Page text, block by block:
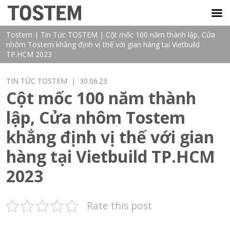
Tostem | Tin Tức TOSTEM | Cột mốc 100 năm thành lập, Cửa
nhôm Tostem khẳng định vị thế với gian hàng tại Vietbuild
TP.HCM 2023
TIN TỨC TOSTEM | 30.06.23
Cột mốc 100 năm thành
lập, Cửa nhôm Tostem
khẳng định vị thế với gian
hàng tại Vietbuild TP.HCM
2023
Rate this post
TOSTEM VIỆT NAM